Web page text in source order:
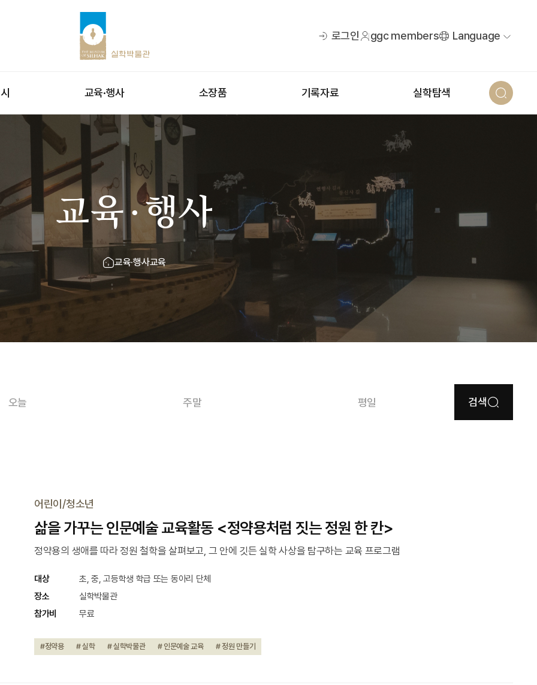
로그인 ggc members Language
교육·행사 소장품 기록자료 실학탐색
교육·행사
교육·행사교육
오늘 주말 평일 검색
어린이/청소년
삶을 가꾸는 인문예술 교육활동 <정약용처럼 짓는 정원 한 칸>
정약용의 생애를 따라 정원 철학을 살펴보고, 그 안에 깃든 실학 사상을 탐구하는 교육 프로그램
대상
초, 중, 고등학생 학급 또는 동아리 단체
장소
실학박물관
참가비
무료
#정약용 # 실학 # 실학박물관 # 인문예술 교육 # 정원 만들기